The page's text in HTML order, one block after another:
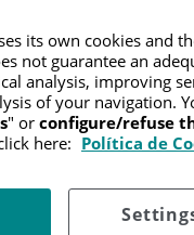
un oncólogo
its own cookies and
not guarantee an
analysis, improving
of your navigation.
" or configure/refuse
here: Política de